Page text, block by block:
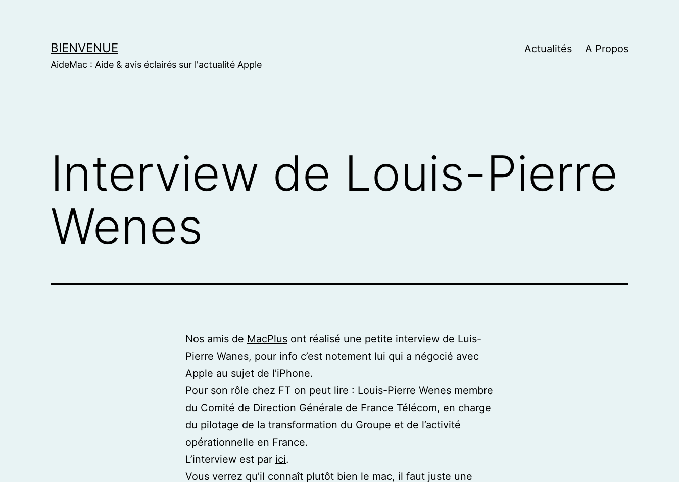
BIENVENUE
AideMac : Aide & avis éclairés sur l'actualité Apple
Actualités A Propos
Interview de Louis-Pierre
Wenes
Nos amis de MacPlus ont réalisé une petite interview de Luis-
Pierre Wanes, pour info c’est notement lui qui a négocié avec
Apple au sujet de l’iPhone.
Pour son rôle chez FT on peut lire : Louis-Pierre Wenes membre
du Comité de Direction Générale de France Télécom, en charge
du pilotage de la transformation du Groupe et de l’activité
opérationnelle en France.
L’interview est par ici.
Vous verrez qu’il connaît plutôt bien le mac, il faut juste une